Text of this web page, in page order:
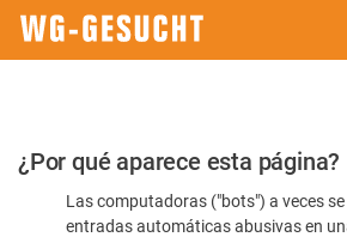
Por
favor,
confirme
¿Por qué aparece esta página?
Las computadoras ("bots") a veces
entradas automáticas abusivas en